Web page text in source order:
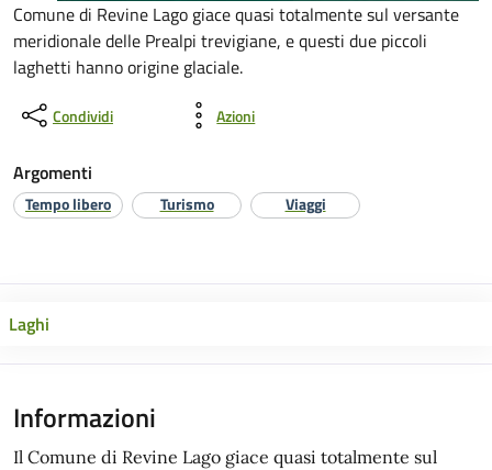
Comune di Revine Lago giace quasi totalmente sul versante
meridionale delle Prealpi trevigiane, e questi due piccoli
laghetti hanno origine glaciale.
Condividi Azioni
Argomenti
Tempo libero Turismo Viaggi
Laghi
Informazioni
Il Comune di Revine Lago giace quasi totalmente sul